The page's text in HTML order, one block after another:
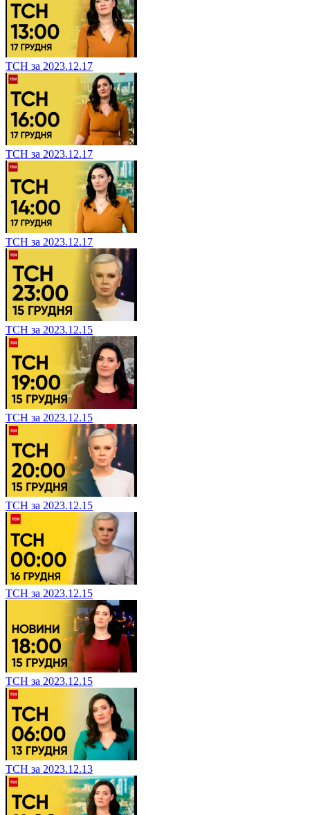
ТСН за 2023.12.17
ТСН за 2023.12.17
ТСН за 2023.12.17
ТСН за 2023.12.15
ТСН за 2023.12.15
ТСН за 2023.12.15
ТСН за 2023.12.15
ТСН за 2023.12.15
ТСН за 2023.12.13